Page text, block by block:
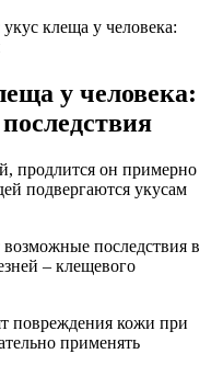
клеща у человека:
у человека:
продлится он примерно
подвергаются укусам
последствия в
– клещевого
повреждения кожи при
применять